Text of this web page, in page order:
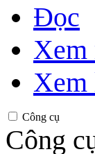
Đọc
Xem
Xem
Công cụ
Công